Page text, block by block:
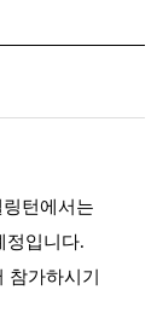
턴에서는
정입니다.
가하시기